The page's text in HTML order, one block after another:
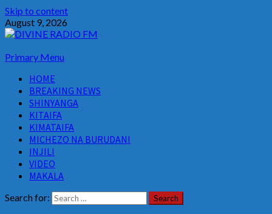
Skip to content
August 9, 2026
Primary Menu
HOME
BREAKING NEWS
SHINYANGA
KITAIFA
KIMATAIFA
MICHEZO NA BURUDANI
INJILI
VIDEO
MAKALA
Search for: